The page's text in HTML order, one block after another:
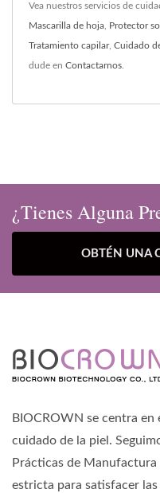
Vea nuestros servicios de
Mascarilla de hoja, Protector
Tratamiento capilar, Cuidado
dude en Contactarnos.
¿Tienes Alguna
OBTÉN UNA
BIOCROWN se centra en
cuidado de la piel.
Prácticas de
estricta para satisfacer